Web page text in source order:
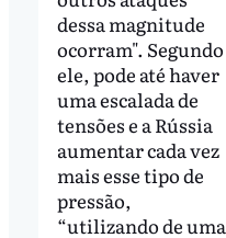
dessa magnitude
ocorram". Segundo
ele, pode até haver
uma escalada de
tensões e a Rússia
aumentar cada vez
mais esse tipo de
pressão,
“utilizando de uma